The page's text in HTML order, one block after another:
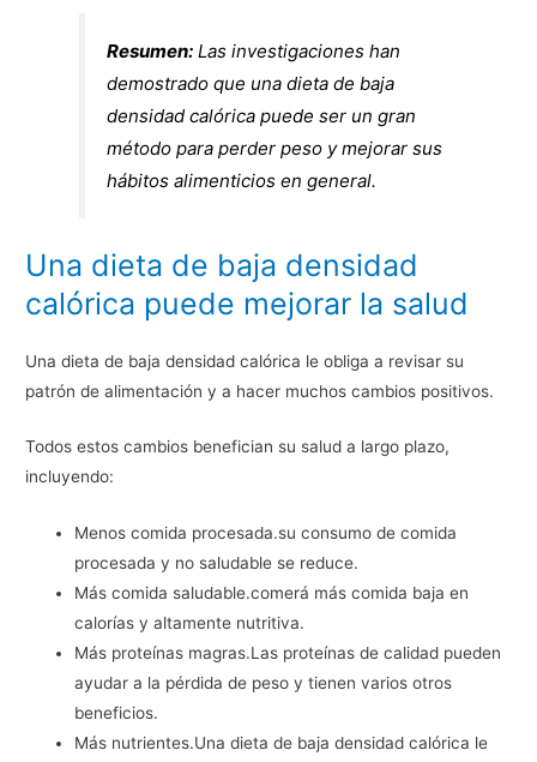
Resumen: Las investigaciones han
demostrado que una dieta de baja
densidad calórica puede ser un gran
método para perder peso y mejorar sus
hábitos alimenticios en general.
Una dieta de baja densidad
calórica puede mejorar la salud
Una dieta de baja densidad calórica le obliga a revisar su
patrón de alimentación y a hacer muchos cambios positivos.
Todos estos cambios benefician su salud a largo plazo,
incluyendo:
Menos comida procesada.su consumo de comida
procesada y no saludable se reduce.
Más comida saludable.comerá más comida baja en
calorías y altamente nutritiva.
Más proteínas magras.Las proteínas de calidad pueden
ayudar a la pérdida de peso y tienen varios otros
beneficios.
Más nutrientes.Una dieta de baja densidad calórica le